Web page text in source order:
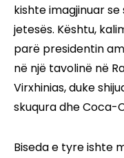
kishte imagjinuar se
jetesës. Kështu,
parë presidentin
në një tavolinë në
Virxhinias, duke
skuqura dhe Coca-
Biseda e tyre ishte